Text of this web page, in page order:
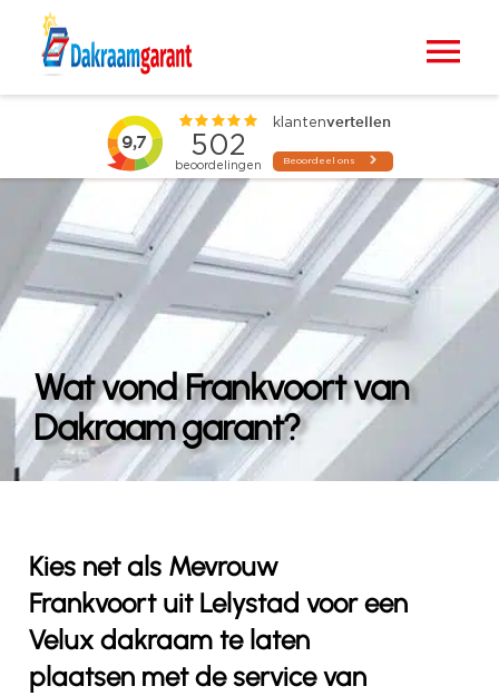
VELUX dakramen
Zonwering
Projecten
Contact
Wat vond Frankvoort van
Dakraam garant?
Kies net als Mevrouw
Frankvoort uit Lelystad voor een
Velux dakraam te laten
plaatsen met de service van